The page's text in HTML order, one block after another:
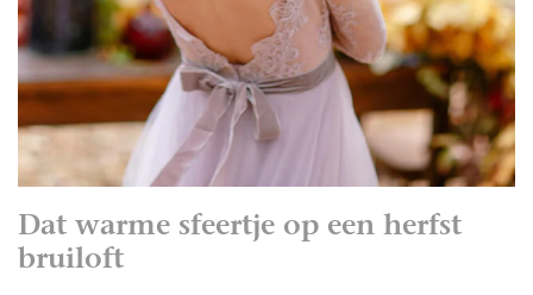
Dat warme sfeertje op een herfst
bruiloft